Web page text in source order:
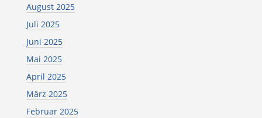
August 2025
Juli 2025
Juni 2025
Mai 2025
April 2025
März 2025
Februar 2025